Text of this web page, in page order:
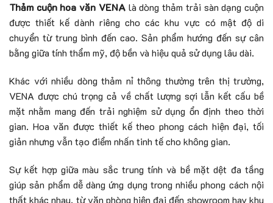
Thảm cuộn hoa văn VENAlà dòng thảm trải sàn dạng cuộn
được thiết kế dành riêng cho các khu vực có mật độ di
chuyển từ trung bình đến cao. Sản phẩm hướng đến sự cân
bằng giữa tính thẩm mỹ, độ bền và hiệu quả sử dụng lâu dài.
Khác với nhiều dòng thảm nỉ thông thường trên thị trường,
VENA được chú trọng cả về chất lượng sợi lẫn kết cấu bề
mặt nhằm mang đến trải nghiệm sử dụng ổn định theo thời
gian. Hoa văn được thiết kế theo phong cách hiện đại, tối
giản nhưng vẫn tạo điểm nhấn tinh tế cho không gian.
Sự kết hợp giữa màu sắc trung tính và bề mặt dệt đa tầng
giúp sản phẩm dễ dàng ứng dụng trong nhiều phong cách nội
thất khác nhau, từ văn phòng hiện đại đến showroom hay khu